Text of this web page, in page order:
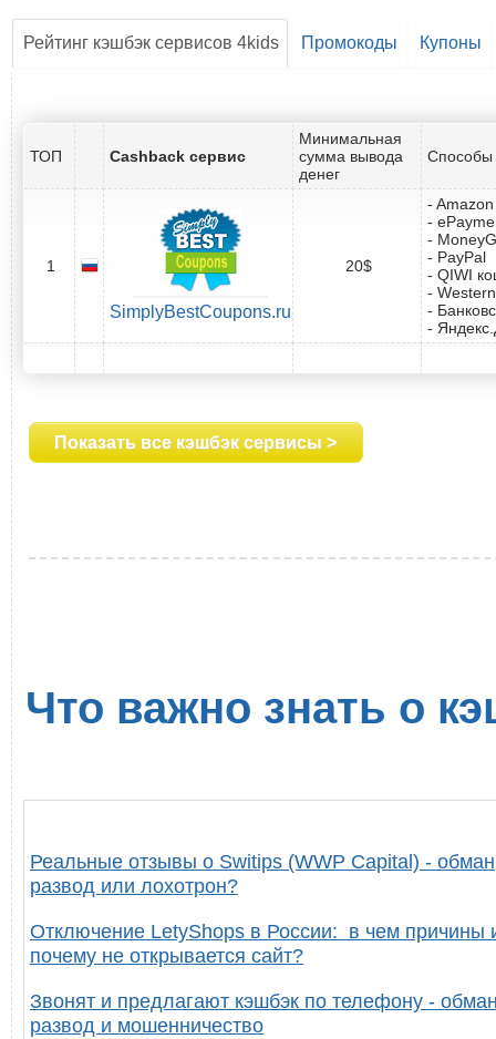
Рейтинг кэшбэк сервисов 4kids Промокоды Купоны
ТОП Cashback сервис
Минимальная
сумма вывода
денег
Способы
1
SimplyBestCoupons.ru
20$
-
-
-
- PayPal
- QIWI
-
-
-
Показать все кэшбэк сервисы >
Что важно знать о
Реальные отзывы о Switips (WWP Capital) -
развод или лохотрон?
Отключение LetyShops в России: в чем причины
почему не открывается сайт?
Звонят и предлагают кэшбэк по телефону -
развод и мошенничество